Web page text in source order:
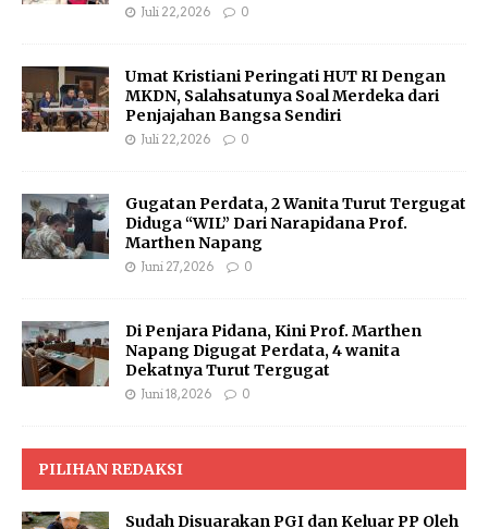
Juli 22, 2026 0
Umat Kristiani Peringati HUT RI Dengan
MKDN, Salahsatunya Soal Merdeka dari
Penjajahan Bangsa Sendiri
Juli 22, 2026 0
Gugatan Perdata, 2 Wanita Turut Tergugat
Diduga “WIL” Dari Narapidana Prof.
Marthen Napang
Juni 27, 2026 0
Di Penjara Pidana, Kini Prof. Marthen
Napang Digugat Perdata, 4 wanita
Dekatnya Turut Tergugat
Juni 18, 2026 0
PILIHAN REDAKSI
Sudah Disuarakan PGI dan Keluar PP Oleh